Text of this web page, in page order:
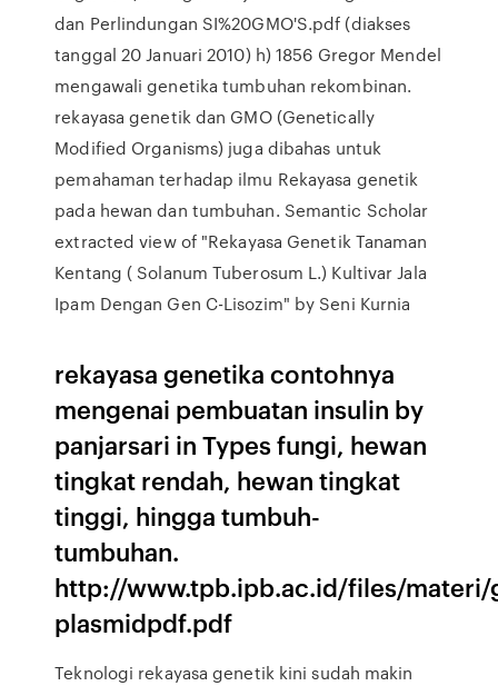
dan Perlindungan SI%20GMO'S.pdf (diakses
tanggal 20 Januari 2010) h) 1856 Gregor Mendel
mengawali genetika tumbuhan rekombinan.
rekayasa genetik dan GMO (Genetically
Modified Organisms) juga dibahas untuk
pemahaman terhadap ilmu Rekayasa genetik
pada hewan dan tumbuhan. Semantic Scholar
extracted view of "Rekayasa Genetik Tanaman
Kentang ( Solanum Tuberosum L.) Kultivar Jala
Ipam Dengan Gen C-Lisozim" by Seni Kurnia
rekayasa genetika contohnya
mengenai pembuatan insulin by
panjarsari in Types fungi, hewan
tingkat rendah, hewan tingkat
tinggi, hingga tumbuh-
tumbuhan.
http://www.tpb.ipb.ac.id/files/
plasmidpdf.pdf
Teknologi rekayasa genetik kini sudah makin